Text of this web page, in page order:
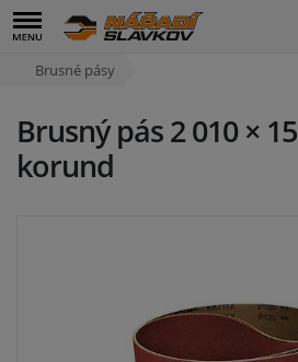
Brusné pásy
Brusný pás 2 010 ×
korund